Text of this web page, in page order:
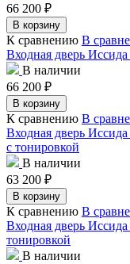
66 200 ₽
В корзину
К сравнению В
Входная дверь
В наличии
66 200 ₽
В корзину
К сравнению В
Входная дверь
с тонировкой
В наличии
63 200 ₽
В корзину
К сравнению В
Входная дверь Иссида
тонировкой
В наличии